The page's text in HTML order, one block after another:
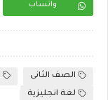
واتساب
الصف الثانى
لغة انجليزية